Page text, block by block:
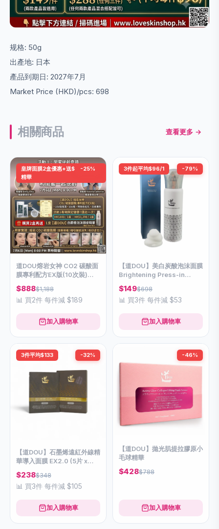
规格: 50g
出產地: 日本
產品到期日: 2027年7月
Market Price (HKD)/pcs: 698
相關商品 查看更多 →
皇牌面膜2盒優惠+送$698頭皮
精華
-25%
道DOU熔岩女神 CO2 碳酸面
膜專利配方EX版(10次裝)
(40g+7g)
$888$1,188
📊 買2件 每件減 $189
加入購物車
3件起平均$96/1 -79%
【道DOU】美白炭酸泡沫面膜
Brightening Press-in
Mask & Mousse Pack
$149$698
📊 買3件 每件減 $53
加入購物車
3件平均$133 -32%
【道DOU】石墨烯遠紅外線精
華導入面膜 EX2.0 (5片 x
30ml)
$238$348
📊 買3件 每件減 $105
加入購物車
-46%
【道DOU】拋光肌提拉膠原小
毛球精華
$428$788
加入購物車